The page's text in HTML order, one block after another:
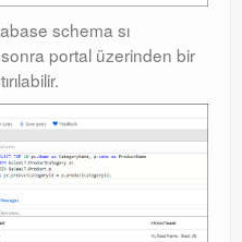
schema sı
portal üzerinden bir